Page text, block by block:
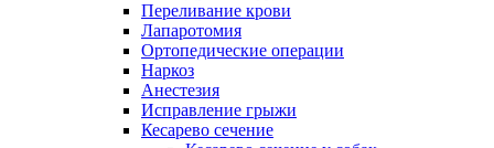
Переливание крови
Лапаротомия
Ортопедические операции
Наркоз
Анестезия
Исправление грыжи
Кесарево сечение